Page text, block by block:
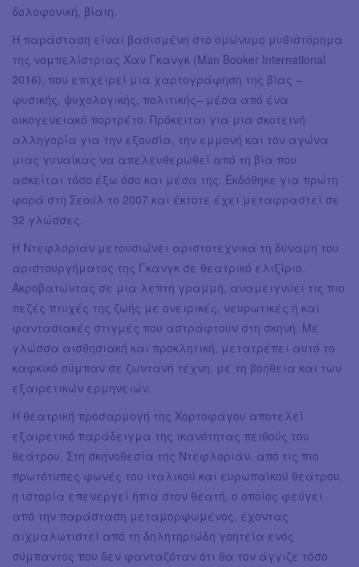
δολοφονική, βίαιη.
Η παράσταση είναι βασισμένη στο ομώνυμο μυθιστόρημα
της νομπελίστριας Χαν Γκανγκ (Man Booker International
2016), που επιχειρεί μια χαρτογράφηση της βίας –
φυσικής, ψυχολογικής, πολιτικής– μέσα από ένα
οικογενειακό πορτρέτο. Πρόκειται για μια σκοτεινή
αλληγορία για την εξουσία, την εμμονή και τον αγώνα
μιας γυναίκας να απελευθερωθεί από τη βία που
ασκείται τόσο έξω όσο και μέσα της. Εκδόθηκε για πρώτη
φορά στη Σεούλ το 2007 και έκτοτε έχει μεταφραστεί σε
32 γλώσσες.
Η Ντεφλοριάν μετουσιώνει αριστοτεχνικά τη δύναμη του
αριστουργήματος της Γκανγκ σε θεατρικό ελιξίριο.
Ακροβατώντας σε μια λεπτή γραμμή, αναμειγνύει τις πιο
πεζές πτυχές της ζωής με ονειρικές, νευρωτικές ή και
φαντασιακές στιγμές που αστράφτουν στη σκηνή. Με
γλώσσα αισθησιακή και προκλητική, μετατρέπει αυτό το
καφκικό σύμπαν σε ζωντανή τέχνη, με τη βοήθεια και των
εξαιρετικών ερμηνειών.
Η θεατρική προσαρμογή της Χορτοφάγου αποτελεί
εξαιρετικό παράδειγμα της ικανότητας πειθούς του
θεάτρου. Στη σκηνοθεσία της Ντεφλοριάν, από τις πιο
πρωτότυπες φωνές του ιταλικού και ευρωπαϊκού θεάτρου,
η ιστορία επενεργεί ήπια στον θεατή, ο οποίος φεύγει
από την παράσταση μεταμορφωμένος, έχοντας
αιχμαλωτιστεί από τη δηλητηριώδη γοητεία ενός
σύμπαντος που δεν φανταζόταν ότι θα τον άγγιζε τόσο